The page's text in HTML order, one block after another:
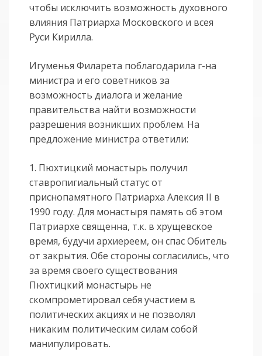
чтобы исключить возможность духовного
влияния Патриарха Московского и всея
Руси Кирилла.
Игуменья Филарета поблагодарила г-на
министра и его советников за
возможность диалога и желание
правительства найти возможности
разрешения возникших проблем. На
предложение министра ответили:
1. Пюхтицкий монастырь получил
ставропигиальный статус от
приснопамятного Патриарха Алексия II в
1990 году. Для монастыря память об этом
Патриархе священна, т.к. в хрущевское
время, будучи архиереем, он спас Обитель
от закрытия. Обе стороны согласились, что
за время своего существования
Пюхтицкий монастырь не
скомпрометировал себя участием в
политических акциях и не позволял
никаким политическим силам собой
манипулировать.